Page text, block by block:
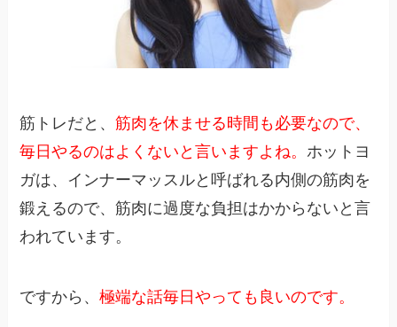
筋トレだと、筋肉を休ませる時間も必要なので、
毎日やるのはよくないと言いますよね。 ホットヨ
ガは、インナーマッスルと呼ばれる内側の筋肉を
鍛えるので、筋肉に過度な負担はかからないと言
われています。
ですから、極端な話毎日やっても良いのです。